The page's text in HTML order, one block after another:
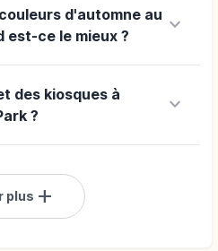
d'automne au
est-ce le mieux ?
keyboard_arrow_down
des kiosques à
?
keyboard_arrow_down
plus add